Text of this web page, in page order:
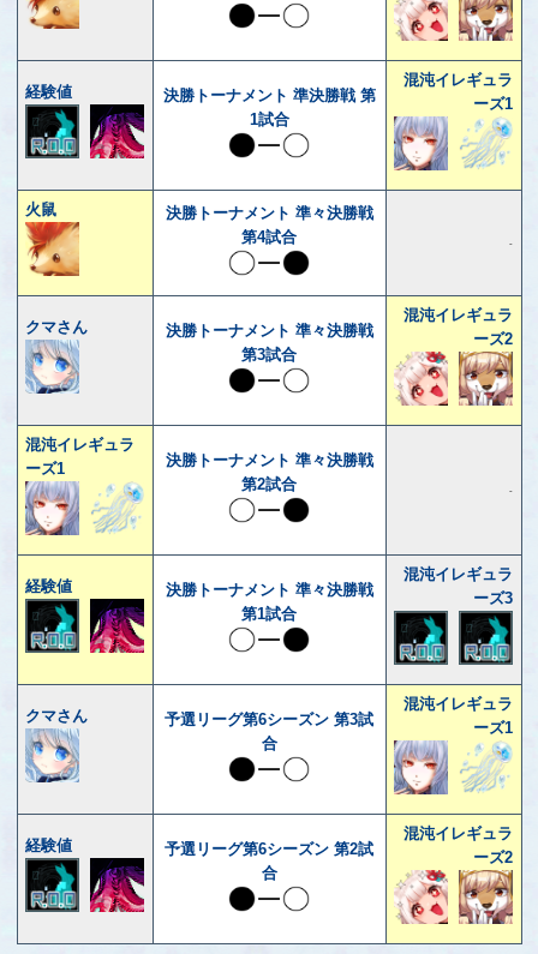
経験値
決勝トーナメント 準決勝戦 第
1試合
混沌イレギュラ
ーズ1
火鼠
決勝トーナメント 準々決勝戦
第4試合
-
クマさん
決勝トーナメント 準々決勝戦
第3試合
混沌イレギュラ
ーズ2
混沌イレギュラ
ーズ1
決勝トーナメント 準々決勝戦
第2試合
-
経験値
決勝トーナメント 準々決勝戦
第1試合
混沌イレギュラ
ーズ3
クマさん
予選リーグ第6シーズン 第3試
合
混沌イレギュラ
ーズ1
経験値
予選リーグ第6シーズン 第2試
合
混沌イレギュラ
ーズ2